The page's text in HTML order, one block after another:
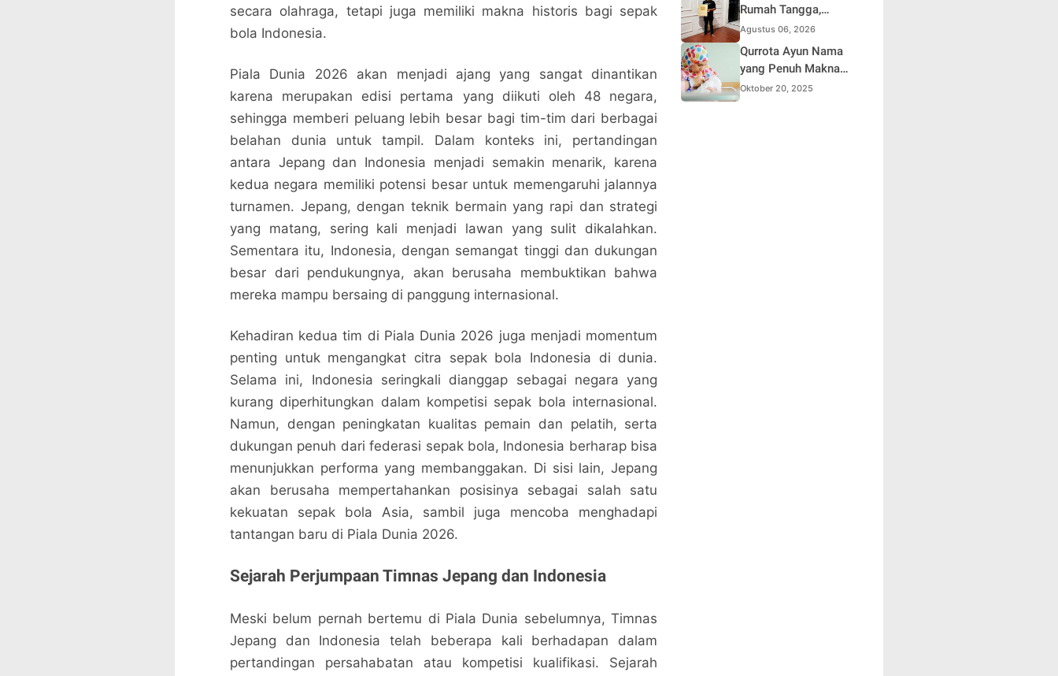
Tim Nasional Sepak Bola Jepang vs Timnas
Indonesia Paling Dinantikan di Piala Dunia 2026
Nalarrakyat.com - Media Kritis
Bagikan ke media lain
secara olahraga, tetapi juga memiliki makna historis bagi sepak
bola Indonesia.
Piala Dunia 2026 akan menjadi ajang yang sangat dinantikan
karena merupakan edisi pertama yang diikuti oleh 48 negara,
sehingga memberi peluang lebih besar bagi tim-tim dari berbagai
belahan dunia untuk tampil. Dalam konteks ini, pertandingan
antara Jepang dan Indonesia menjadi semakin menarik, karena
kedua negara memiliki potensi besar untuk memengaruhi jalannya
turnamen. Jepang, dengan teknik bermain yang rapi dan strategi
yang matang, sering kali menjadi lawan yang sulit dikalahkan.
Sementara itu, Indonesia, dengan semangat tinggi dan dukungan
besar dari pendukungnya, akan berusaha membuktikan bahwa
mereka mampu bersaing di panggung internasional.
Kehadiran kedua tim di Piala Dunia 2026 juga menjadi momentum
penting untuk mengangkat citra sepak bola Indonesia di dunia.
Selama ini, Indonesia seringkali dianggap sebagai negara yang
kurang diperhitungkan dalam kompetisi sepak bola internasional.
Namun, dengan peningkatan kualitas pemain dan pelatih, serta
dukungan penuh dari federasi sepak bola, Indonesia berharap bisa
menunjukkan performa yang membanggakan. Di sisi lain, Jepang
akan berusaha mempertahankan posisinya sebagai salah satu
kekuatan sepak bola Asia, sambil juga mencoba menghadapi
tantangan baru di Piala Dunia 2026.
Sejarah Perjumpaan Timnas Jepang dan Indonesia
Meski belum pernah bertemu di Piala Dunia sebelumnya, Timnas
Jepang dan Indonesia telah beberapa kali berhadapan dalam
pertandingan persahabatan atau kompetisi kualifikasi. Sejarah
Tim Nasional Sepak Bola Jepang vs Timnas
Indonesia Paling Dinantikan di Piala Dunia 2026
Nalarrakyat.com - Media Kritis
Bagikan ke media lain
Rumah Tangga,
Kreator Kocak yang
Jago Bikin Kisah
Suami Takut Istri Jadi
Hiburan
Agustus 06, 2026
Qurrota Ayun Nama
yang Penuh Makna
dalam Kehidupan
Oktober 20, 2025